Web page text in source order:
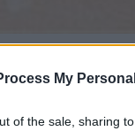
My
of the sale, sharing